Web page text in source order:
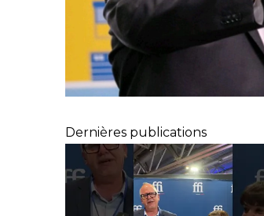
Dernières publications